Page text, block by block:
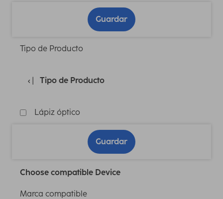
Guardar
Tipo de Producto
Tipo de Producto
Lápiz óptico
Guardar
Choose compatible Device
Marca compatible